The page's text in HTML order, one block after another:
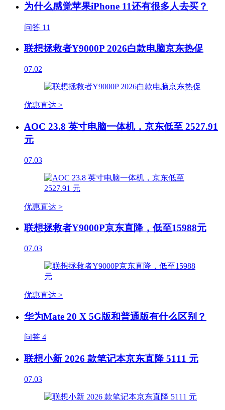
为什么感觉苹果iPhone 11还有很多人去买？
问答 11
联想拯救者Y9000P 2026白款电脑京东热促
07.02
优惠直达 >
AOC 23.8 英寸电脑一体机，京东低至 2527.91
元
07.03
优惠直达 >
联想拯救者Y9000P京东直降，低至15988元
07.03
优惠直达 >
华为Mate 20 X 5G版和普通版有什么区别？
问答 4
联想小新 2026 款笔记本京东直降 5111 元
07.03